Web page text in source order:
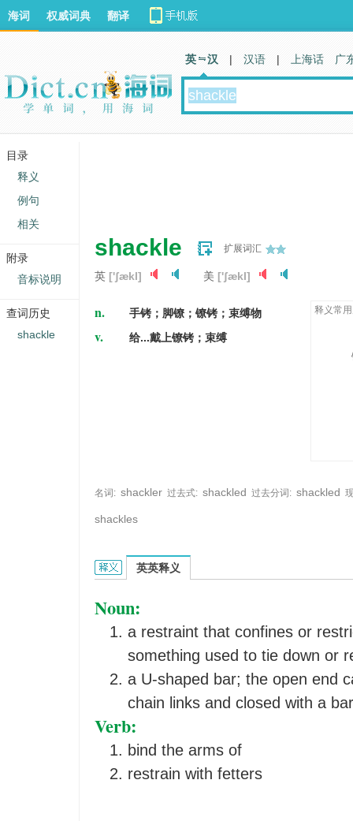
shackle 扩展词汇
英 ['ʃækl] 美 ['ʃækl]
n. 手铐；脚镣；镣铐；束缚物
v. 给...戴上镣铐；束缚
释义常
名词: shackler 过去式: shackled 过去分词: shackled
shackles
shackle的英文翻译是什么意思，词典释义与在线翻
英英释义
Noun:
a restraint that confines or
something used to tie down or
a U-shaped bar; the open end
chain links and closed with a bar
Verb:
bind the arms of
restrain with fetters
海词 权威词典 翻译
英 汉 | 汉语 | 上海话 广
目录
释义
例句
相关
附录
音标说明
查词历史
shackle